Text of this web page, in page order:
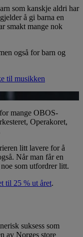
som kanskje aldri har
å gi barna en
smakt mange nok
også for barn og
til musikken
mange OBOS-
Operakoret,
litt lavere for å
Når man får en
som utfordrer litt.
til 25 % ut året.
suksess som
av Norges store